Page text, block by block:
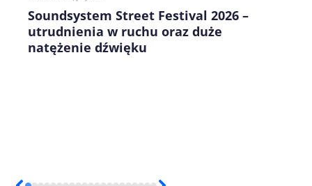
Soundsystem Street Festival 2026 –
utrudnienia w ruchu oraz duże
natężenie dźwięku